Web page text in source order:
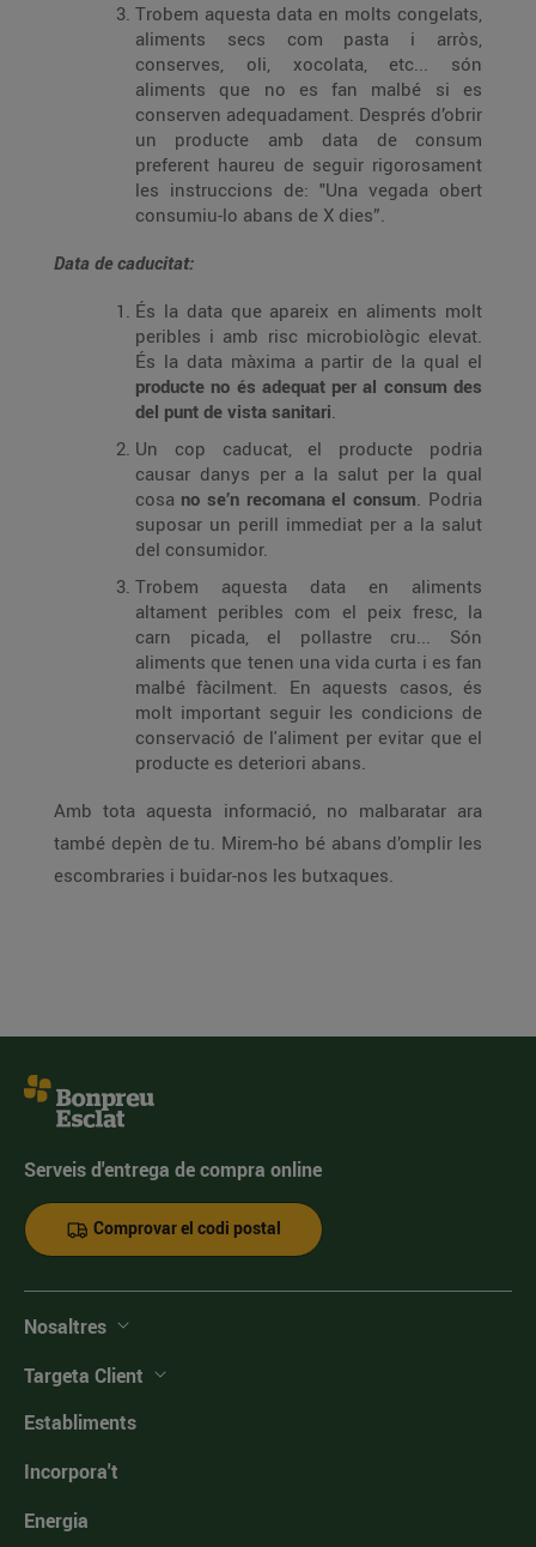
Trobem aquesta data en molts congelats,
aliments secs com pasta i arròs,
conserves, oli, xocolata, etc... són
aliments que no es fan malbé si es
conserven adequadament. Després d’obrir
un producte amb data de consum
preferent haureu de seguir rigorosament
les instruccions de: "Una vegada obert
consumiu-lo abans de X dies”.
Data de caducitat:
És la data que apareix en aliments molt
peribles i amb risc microbiològic elevat.
És la data màxima a partir de la qual el
producte no és adequat per al consum des
del punt de vista sanitari.
Un cop caducat, el producte podria
causar danys per a la salut per la qual
cosa no se’n recomana el consum. Podria
suposar un perill immediat per a la salut
del consumidor.
Trobem aquesta data en aliments
altament peribles com el peix fresc, la
carn picada, el pollastre cru... Són
aliments que tenen una vida curta i es fan
malbé fàcilment. En aquests casos, és
molt important seguir les condicions de
conservació de l'aliment per evitar que el
producte es deteriori abans.
Amb tota aquesta informació, no malbaratar ara
també depèn de tu. Mirem-ho bé abans d’omplir les
escombraries i buidar-nos les butxaques.
Serveis d'entrega de compra online
Comprovar el codi postal
Nosaltres
Targeta Client
Establiments
Incorpora't
Energia